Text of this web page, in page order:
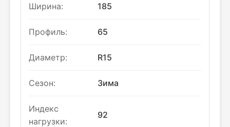
Ширина: 185
Профиль: 65
Диаметр: R15
Сезон: Зима
Индекс
нагрузки:
92